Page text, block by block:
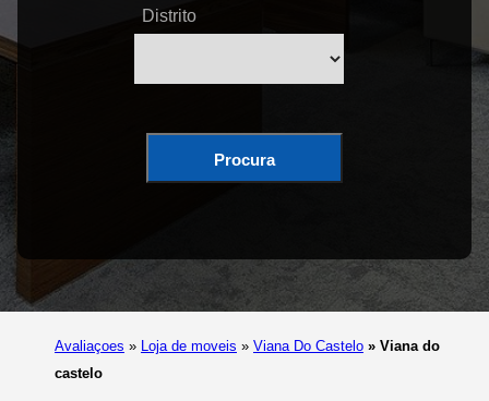
Distrito
Procura
Avaliaçoes » Loja de moveis » Viana Do Castelo » Viana do
castelo